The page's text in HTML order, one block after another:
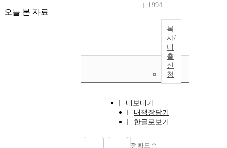
오늘 본 자료
1994
복
사/
대
출
신
청
내보내기
내책장담기
한글로보기
정확도순